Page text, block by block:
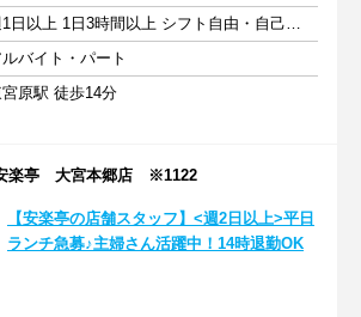
週1日以上 1日3時間以上 シフト自由・自己申告
ルバイト・パート
原駅 徒歩14分
楽亭 大宮本郷店 ※1122
【安楽亭の店舗スタッフ】<週2日以上>平日
ランチ急募♪主婦さん活躍中！14時退勤OK